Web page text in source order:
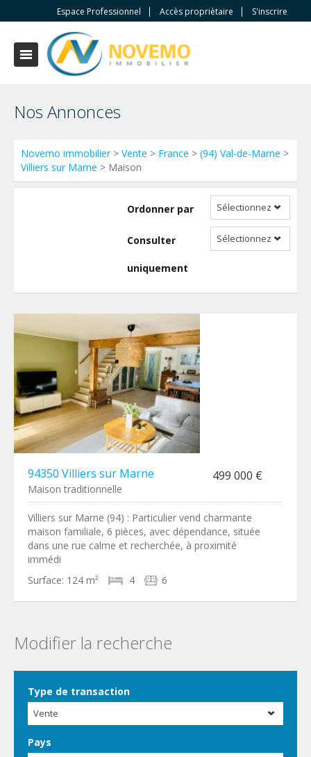
Espace Professionnel Accès propriètaire S'inscrire
Nos Annonces
Novemo immobilier> Vente > France > (94) Val-de-Marne >
Villiers sur Marne > Maison
Ordonner par Sélectionnez
Consulter
uniquement
Sélectionnez
94350 Villiers sur Marne 499 000 €
Maison traditionnelle
Villiers sur Marne (94) : Particulier vend charmante
maison familiale, 6 pièces, avec dépendance, située
dans une rue calme et recherchée, à proximité
immédi
Surface: 124 m² 4 6
Modifier la recherche
Type de transaction
Vente
Pays